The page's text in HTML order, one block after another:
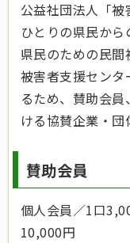
公益社団法人「
ひとりの県民から
県民のための民間
被害者支援セン
るため、賛助会
ける協賛企業・団
賛助会員
個人会員／1口
10,000円